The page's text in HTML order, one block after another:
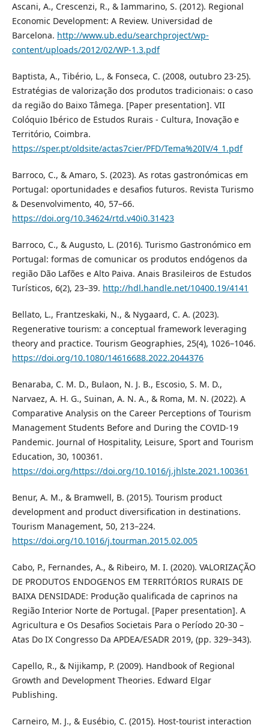
Ascani, A., Crescenzi, R., & Iammarino, S. (2012). Regional
Economic Development: A Review. Universidad de
Barcelona. http://www.ub.edu/searchproject/wp-
content/uploads/2012/02/WP-1.3.pdf
Baptista, A., Tibério, L., & Fonseca, C. (2008, outubro 23-25).
Estratégias de valorização dos produtos tradicionais: o caso
da região do Baixo Tâmega. [Paper presentation]. VII
Colóquio Ibérico de Estudos Rurais - Cultura, Inovação e
Território, Coimbra.
https://sper.pt/oldsite/actas7cier/PFD/Tema%20IV/4_1.pdf
Barroco, C., & Amaro, S. (2023). As rotas gastronómicas em
Portugal: oportunidades e desafios futuros. Revista Turismo
& Desenvolvimento, 40, 57–66.
https://doi.org/10.34624/rtd.v40i0.31423
Barroco, C., & Augusto, L. (2016). Turismo Gastronómico em
Portugal: formas de comunicar os produtos endógenos da
região Dão Lafões e Alto Paiva. Anais Brasileiros de Estudos
Turísticos, 6(2), 23–39. http://hdl.handle.net/10400.19/4141
Bellato, L., Frantzeskaki, N., & Nygaard, C. A. (2023).
Regenerative tourism: a conceptual framework leveraging
theory and practice. Tourism Geographies, 25(4), 1026–1046.
https://doi.org/10.1080/14616688.2022.2044376
Benaraba, C. M. D., Bulaon, N. J. B., Escosio, S. M. D.,
Narvaez, A. H. G., Suinan, A. N. A., & Roma, M. N. (2022). A
Comparative Analysis on the Career Perceptions of Tourism
Management Students Before and During the COVID-19
Pandemic. Journal of Hospitality, Leisure, Sport and Tourism
Education, 30, 100361.
https://doi.org/https://doi.org/10.1016/j.jhlste.2021.100361
Benur, A. M., & Bramwell, B. (2015). Tourism product
development and product diversification in destinations.
Tourism Management, 50, 213–224.
https://doi.org/10.1016/j.tourman.2015.02.005
Cabo, P., Fernandes, A., & Ribeiro, M. I. (2020). VALORIZAÇÃO
DE PRODUTOS ENDOGENOS EM TERRITÓRIOS RURAIS DE
BAIXA DENSIDADE: Produção qualificada de caprinos na
Região Interior Norte de Portugal. [Paper presentation]. A
Agricultura e Os Desafios Societais Para o Período 20-30 –
Atas Do IX Congresso Da APDEA/ESADR 2019, (pp. 329–343).
Capello, R., & Nijikamp, P. (2009). Handbook of Regional
Growth and Development Theories. Edward Elgar
Publishing.
Carneiro, M. J., & Eusébio, C. (2015). Host-tourist interaction